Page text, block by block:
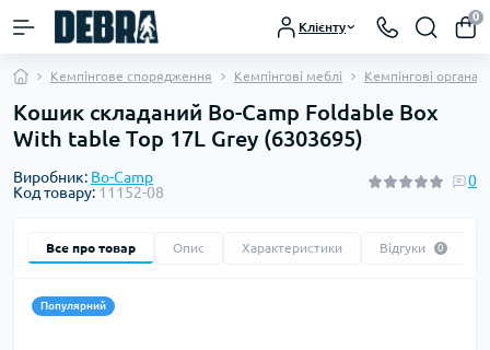
Клієнту
0
Кемпінгове спорядження Кемпінгові меблі Кемпінгові
Кошик складаний Bo-Camp Foldable Box
With table Top 17L Grey (6303695)
Виробник: Bo-Camp
Код товару: 11152-08
0
Все про товар Опис Характеристики Відгуки 0
Популярний